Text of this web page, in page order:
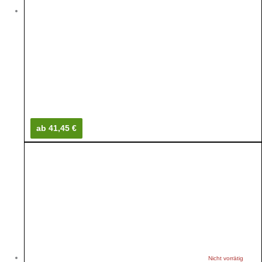
ab 41,45 €
Nicht vorrätig